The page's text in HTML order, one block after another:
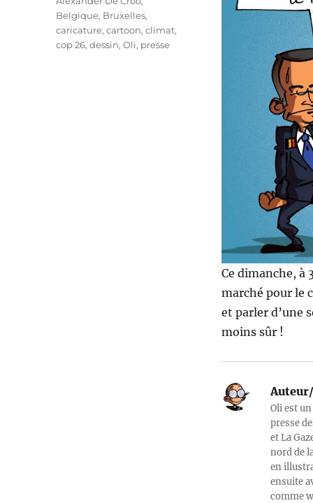
Ce dimanche, à
marché pour le
et parler d’une
moins sûr !
Oli est
presse
et La
nord de
en
ensuite
comme
Belgique, Bruxelles,
caricature,cartoon,climat,
cop 26,dessin,Oli, presse